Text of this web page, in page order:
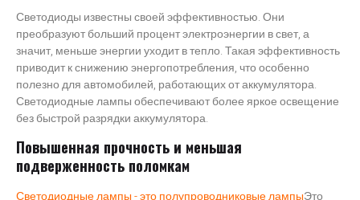
Светодиоды известны своей эффективностью. Они
преобразуют больший процент электроэнергии в свет, а
значит, меньше энергии уходит в тепло. Такая эффективность
приводит к снижению энергопотребления, что особенно
полезно для автомобилей, работающих от аккумулятора.
Светодиодные лампы обеспечивают более яркое освещение
без быстрой разрядки аккумулятора.
Повышенная прочность и меньшая
подверженность поломкам
Светодиодные лампы - это полупроводниковые лампыЭто